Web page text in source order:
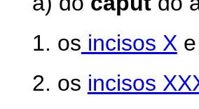
1. os incisos X e
2. os incisos